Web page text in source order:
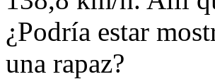
¿Podría estar
una rapaz?